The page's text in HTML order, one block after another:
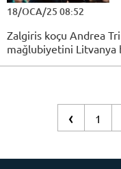
18/OCA/25 08:52
Zalgiris koçu Andrea
mağlubiyetini Litvanya
‹ 1